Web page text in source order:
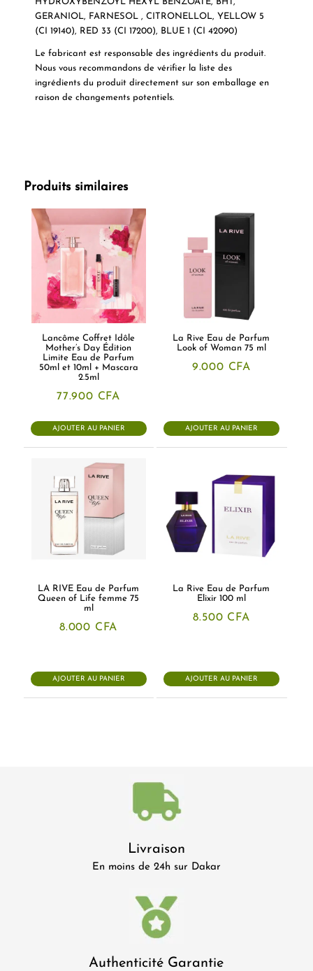
GERANIOL, FARNESOL , CITRONELLOL, YELLOW 5
(CI 19140), RED 33 (CI 17200), BLUE 1 (CI 42090)
Le fabricant est responsable des ingrédients du produit.
Nous vous recommandons de vérifier la liste des
ingrédients du produit directement sur son emballage en
raison de changements potentiels.
Produits similaires
Lancôme Coffret Idôle
Mother’s Day Édition
Limite Eau de Parfum
50ml et 10ml + Mascara
2.5ml
77.900 CFA
AJOUTER AU PANIER
La Rive Eau de Parfum
Look of Woman 75 ml
9.000 CFA
AJOUTER AU PANIER
LA RIVE Eau de Parfum
Queen of Life femme 75
ml
8.000 CFA
AJOUTER AU PANIER
La Rive Eau de Parfum
Elixir 100 ml
8.500 CFA
AJOUTER AU PANIER
Livraison
En moins de 24h sur Dakar
Authenticité Garantie